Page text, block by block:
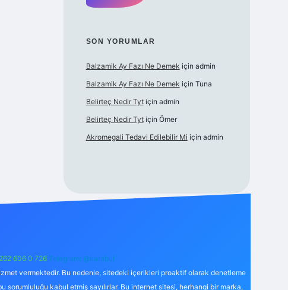
SON YORUMLAR
Balzamik Ay Fazı Ne Demek için admin
Balzamik Ay Fazı Ne Demek için Tuna
Belirteç Nedir Tytiçin admin
Belirteç Nedir Tytiçin Ömer
Akromegali Tedavi Edilebilir Mi için admin
606 0 726 Telegram: @karabul
vermektedir. Bu nedenle, sitedeki içerikleri proaktif olarak denetleme
kabul etmiş sayılırlar. Bu internet sitesi, herhangi bir marka,